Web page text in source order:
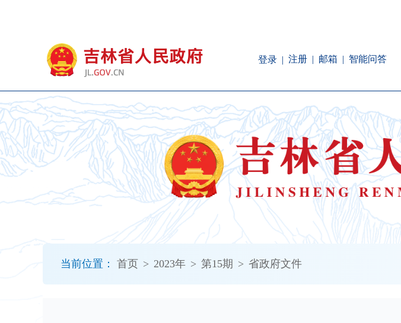
登录 注册 邮箱 智能问答
当前位置： 首页 > 2023年 > 第15期 > 省政府文件
障
碍
说
明
页
面,
按
加